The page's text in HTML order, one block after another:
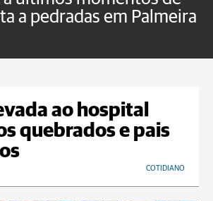
a pedradas em Palmeira
ao hospital
quebrados e pais
COTIDIANO